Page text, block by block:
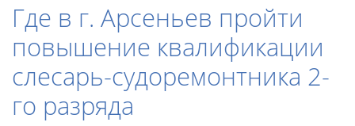
Где в г. Арсеньев пройти
повышение квалификации
слесарь-судоремонтника 2-
го разряда